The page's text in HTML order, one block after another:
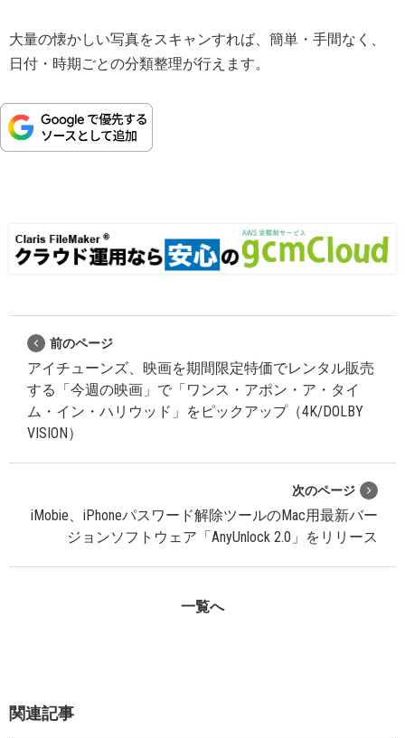
大量の懐かしい写真をスキャンすれば、簡単・手間なく、
日付・時期ごとの分類整理が行えます。
前のページ
アイチューンズ、映画を期間限定特価でレンタル販売
する「今週の映画」で「ワンス・アポン・ア・タイ
ム・イン・ハリウッド」をピックアップ（4K/DOLBY
VISION）
次のページ
iMobie、iPhoneパスワード解除ツールのMac用最新バー
ジョンソフトウェア「AnyUnlock 2.0」をリリース
一覧へ
関連記事